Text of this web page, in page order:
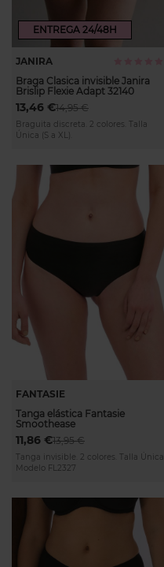
ENTREGA 24/48H
JANIRA
Braga Clasica invisible Janira
Brislip Flexie Adapt 32140
14,95 €
13,46 €
Braguita discreta. 2 colores. Talla
Única (S a XL).
FANTASIE
Tanga elástica Fantasie
Smoothease
13,95 €
11,86 €
Tanga invisible. 2 colores. Talla Única.
Modelo FL2327